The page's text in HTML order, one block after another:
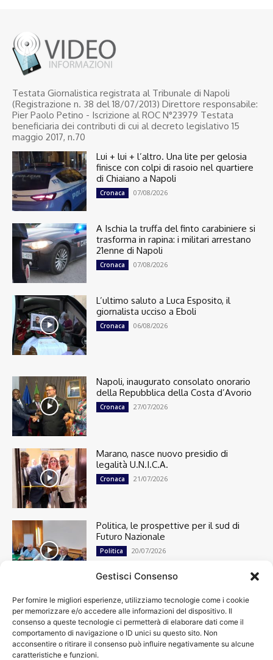
Gestisci Consenso
Per fornire le migliori esperienze, utilizziamo tecnologie come i cookie
per memorizzare e/o accedere alle informazioni del dispositivo. Il
consenso a queste tecnologie ci permetterà di elaborare dati come il
comportamento di navigazione o ID unici su questo sito. Non
acconsentire o ritirare il consenso può influire negativamente su alcune
caratteristiche e funzioni.
Testata Giornalistica registrata al Tribunale di Napoli
(Registrazione n. 38 del 18/07/2013) Direttore responsabile:
Pier Paolo Petino - Iscrizione al ROC N°23979 Testata
beneficiaria dei contributi di cui al decreto legislativo 15
maggio 2017, n.70
Lui + lui + l’altro. Una lite per gelosia
finisce con colpi di rasoio nel quartiere
di Chiaiano a Napoli
Cronaca 07/08/2026
A Ischia la truffa del finto carabiniere si
trasforma in rapina: i militari arrestano
21enne di Napoli
Cronaca 07/08/2026
L’ultimo saluto a Luca Esposito, il
giornalista ucciso a Eboli
Cronaca 06/08/2026
Napoli, inaugurato consolato onorario
della Repubblica della Costa d’Avorio
Cronaca 27/07/2026
Marano, nasce nuovo presidio di
legalità U.N.I.C.A.
Cronaca 21/07/2026
Politica, le prospettive per il sud di
Futuro Nazionale
Politica 20/07/2026
Cronaca
13495
Attualità
7301
top
News
4209